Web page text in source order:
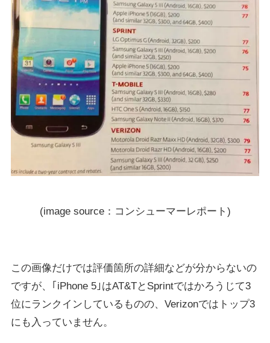
(image source：コンシューマーレポート)
この画像だけでは評価箇所の詳細などが分からないの
ですが、｢iPhone 5｣はAT&TとSprintではかろうじて3
位にランクインしているものの、Verizonではトップ3
にも入っていません。